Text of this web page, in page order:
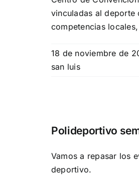
vinculadas al deporte
competencias
18 de noviembre de
san luis
Polideportivo
Vamos a repasar los
deportivo.